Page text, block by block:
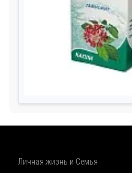
Личная жизнь и Семья